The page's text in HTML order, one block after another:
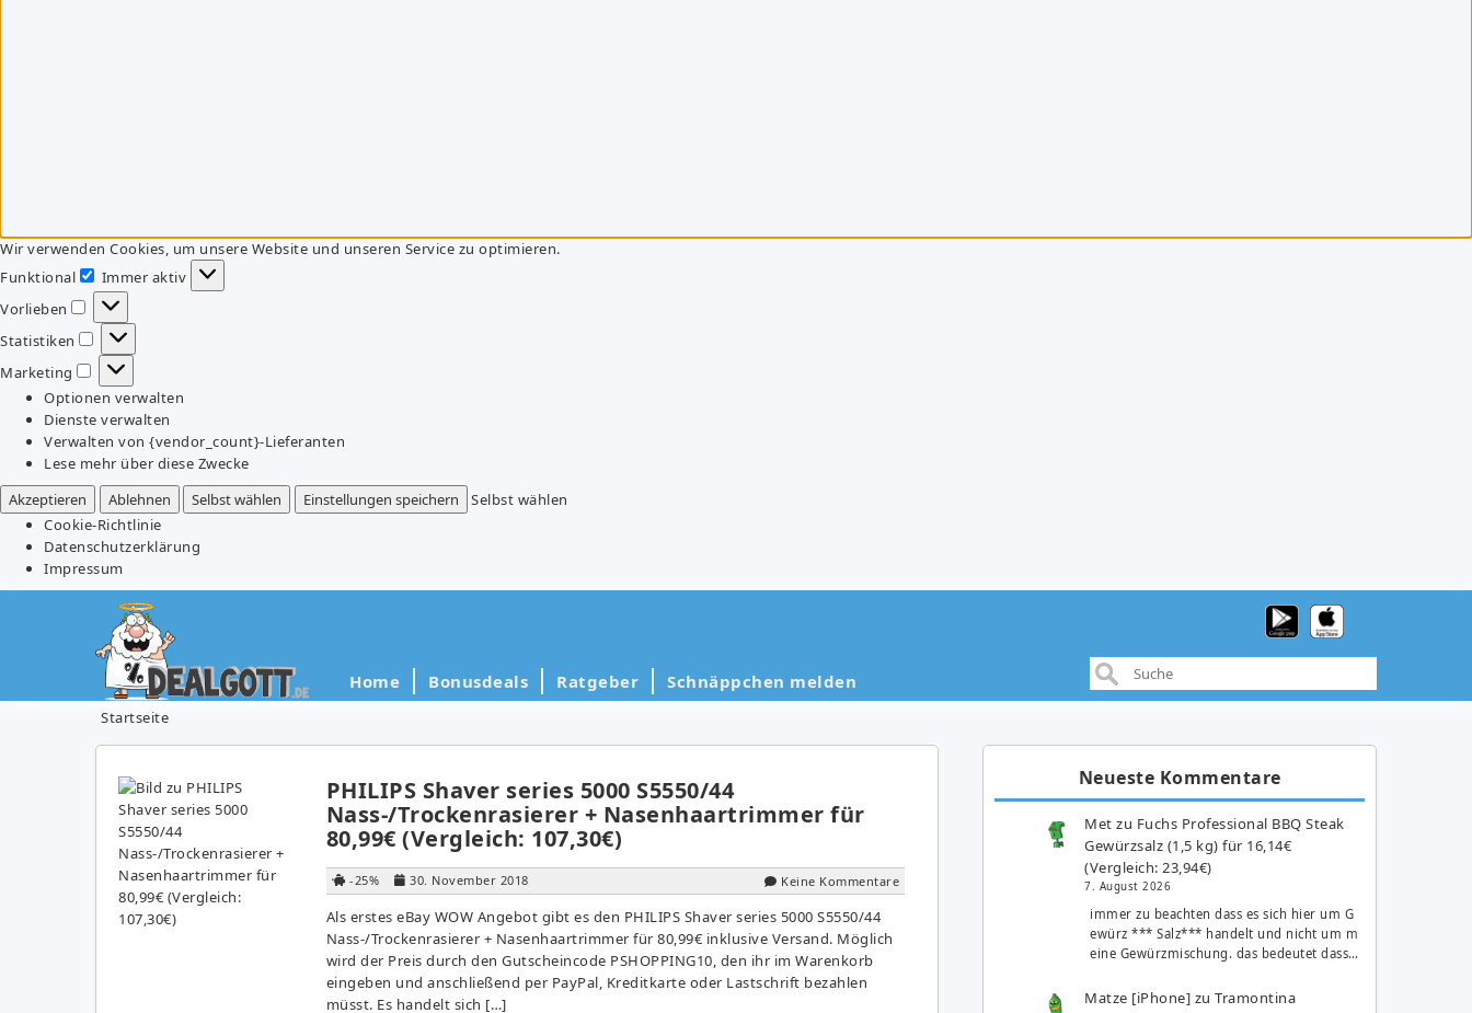
Wir verwenden Cookies, um unsere Website und unseren Service zu optimieren.
Funktional
Funktional
Immer aktiv
Vorlieben
Vorlieben
Statistiken
Statistiken
Marketing
Marketing
Optionen verwalten
Dienste verwalten
Verwalten von {vendor_count}-Lieferanten
Lese mehr über diese Zwecke
Akzeptieren
Ablehnen Selbst wählen Einstellungen speichern
Selbst wählen
Cookie-Richtlinie
Datenschutzerklärung
Impressum
Home Bonusdeals Ratgeber Schnäppchen melden
Startseite
PHILIPS Shaver series 5000 S5550/44
Nass-/Trockenrasierer + Nasenhaartrimmer für
80,99€ (Vergleich: 107,30€)
-25% 30. November 2018 Keine Kommentare
Als erstes eBay WOW Angebot gibt es den PHILIPS Shaver series 5000 S5550/44
Nass-/Trockenrasierer + Nasenhaartrimmer für 80,99€ inklusive Versand. Möglich
wird der Preis durch den Gutscheincode PSHOPPING10, den ihr im Warenkorb
eingeben und anschließend per PayPal, Kreditkarte oder Lastschrift bezahlen
müsst. Es handelt sich […]
Neueste Kommentare
Met zu Fuchs Professional BBQ Steak
Gewürzsalz (1,5 kg) für 16,14€
(Vergleich: 23,94€)
7. August 2026
immer zu beachten dass es sich hier um G
ewürz *** Salz*** handelt und nicht um m
eine Gewürzmischung. das bedeutet dass…
Matze [iPhone] zuTramontina